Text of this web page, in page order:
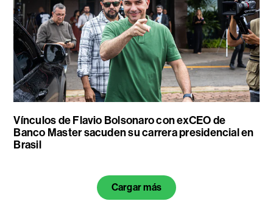
Vínculos de Flavio Bolsonaro con exCEO de
Banco Master sacuden su carrera presidencial en
Brasil
Cargar más